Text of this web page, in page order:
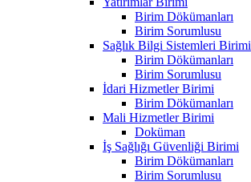
Birim Dökümanları
Birim Sorumlusu
Sağlık Bilgi Sistemleri Birimi
Birim Dökümanları
Birim Sorumlusu
İdari Hizmetler Birimi
Birim Dökümanları
Mali Hizmetler Birimi
Doküman
İş Sağlığı Güvenliği Birimi
Birim Dökümanları
Birim Sorumlusu